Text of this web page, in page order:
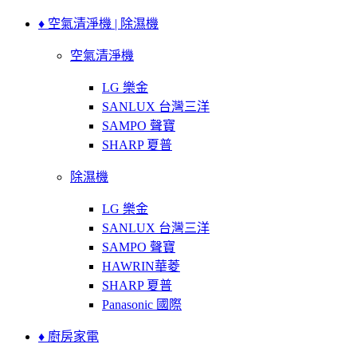
♦ 空氣清淨機 | 除濕機
空氣清淨機
LG 樂金
SANLUX 台灣三洋
SAMPO 聲寶
SHARP 夏普
除濕機
LG 樂金
SANLUX 台灣三洋
SAMPO 聲寶
HAWRIN華菱
SHARP 夏普
Panasonic 國際
♦ 廚房家電